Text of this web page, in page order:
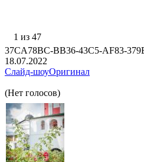
1 из 47
37CA78BC-BB36-43C5-AF83-
18.07.2022
Слайд-шоуОригинал
(Нет голосов)